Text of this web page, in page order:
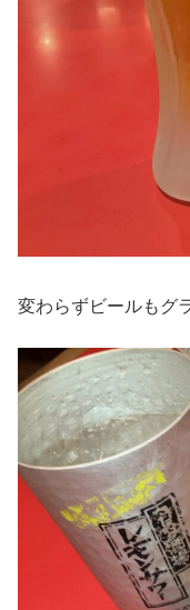
変わらずビールもグ